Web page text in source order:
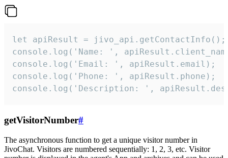
let apiResult = jivo_api.getContactInfo();
console.log('Name: ',
console.log('Email: ', apiResult.email);
console.log('Phone: ', apiResult.phone);
console.log('Description: ',
getVisitorNumber#
The asynchronous function to get a unique visitor number in
JivoChat. Visitors are numbered sequentially: 1, 2, 3, etc. Visitor